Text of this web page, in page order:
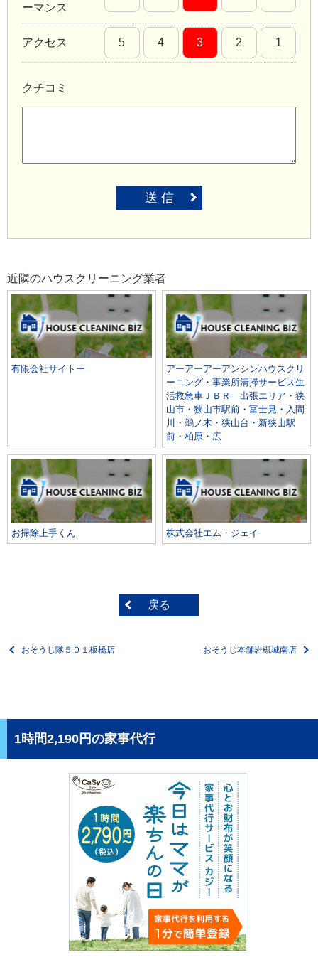
ーマンス
アクセス 5 4 3 2 1
クチコミ
送 信
近隣のハウスクリーニング業者
有限会社サイトー
アーアーアーアンシンハウスクリ
ーニング・事業所清掃サービス生
活救急車ＪＢＲ 出張エリア・狭
山市・狭山市駅前・富士見・入間
川・鵜ノ木・狭山台・新狭山駅
前・柏原・広
お掃除上手くん 株式会社エム・ジェイ
戻る
おそうじ隊５０１板橋店 おそうじ本舗岩槻城南店
1時間2,190円の家事代行